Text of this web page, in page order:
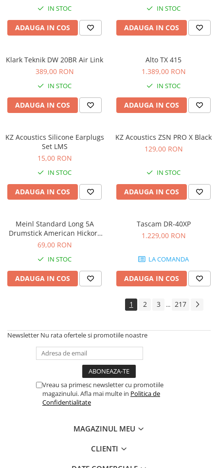
Par Led si Pinspot
Proiectoare
Scene şi Ring-uri de Dans
Instrumente Muzicale
Chitare si bass
Claviaturi
Instrumente cu arcus
Instrumente de percutie
Instrumente si jucarii pentru copii
Instrumente traditionale
Accesorii DJ
Accesorii Pick-up si Vinyl
CD Playere DJ
Mixere DJ
Cabluri si conectori
Cabluri audio
Cabluri de instrumente
Cabluri de microfon
Cabluri DMX
Cabluri MIDI si audio digitale
IN STOC
ADAUGA IN COS
IN STOC
ADAUGA IN COS
Klark Teknik DW 20BR Air Link
389,00 RON
IN STOC
ADAUGA IN COS
Alto TX 415
1.389,00 RON
IN STOC
ADAUGA IN COS
KZ Acoustics Silicone Earplugs
Set LMS
15,00 RON
IN STOC
ADAUGA IN COS
KZ Acoustics ZSN PRO X Black
129,00 RON
IN STOC
ADAUGA IN COS
Meinl Standard Long 5A
Drumstick American Hickory
SB103
69,00 RON
IN STOC
ADAUGA IN COS
Tascam DR-40XP
1.229,00 RON
LA COMANDA
ADAUGA IN COS
1 2 3 ... 217
Newsletter Nu rata ofertele si promotiile noastre
Vreau sa primesc newsletter cu promotiile
magazinului. Afla mai multe in Politica de
Confidentialitate
MAGAZINUL MEU
CLIENTI